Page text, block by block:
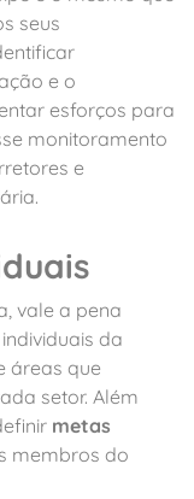
seus
e o
esforços para
monitoramento
e
vale a pena
da
áreas que
setor. Além
metas
membros do